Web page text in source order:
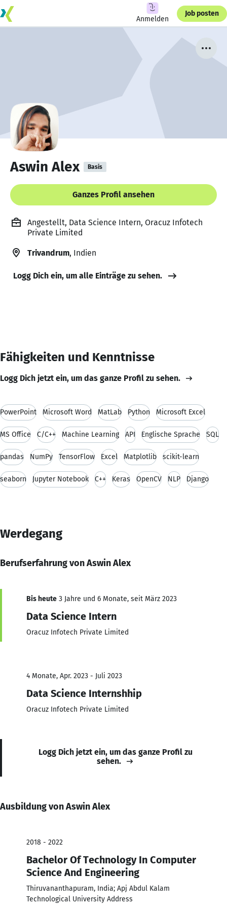
Anmelden
Job posten
Aswin Alex Basis
Ganzes Profil ansehen
Angestellt, Data Science Intern, Oracuz Infotech
Private Limited
Trivandrum, Indien
Logg Dich ein, um alle Einträge zu sehen.
Fähigkeiten und Kenntnisse
Logg Dich jetzt ein, um das ganze Profil zu sehen.
PowerPoint Microsoft Word MatLab Python Microsoft Excel
MS Office C/C++ Machine Learning API Englische Sprache SQL
pandas NumPy TensorFlow Excel Matplotlib scikit-learn
seaborn Jupyter Notebook C++ Keras OpenCV NLP Django
Werdegang
Berufserfahrung von Aswin Alex
Bis heute 3 Jahre und 6 Monate, seit März 2023
Data Science Intern
Oracuz Infotech Private Limited
4 Monate, Apr. 2023 - Juli 2023
Data Science Internshhip
Oracuz Infotech Private Limited
Logg Dich jetzt ein, um das ganze Profil zu
sehen.
Ausbildung von Aswin Alex
2018 - 2022
Bachelor Of Technology In Computer
Science And Engineering
Thiruvananthapuram, India; Apj Abdul Kalam
Technological University Address